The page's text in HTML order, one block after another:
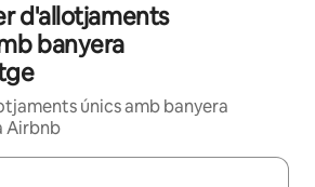
d'allotjaments
banyera
únics amb banyera
Airbnb